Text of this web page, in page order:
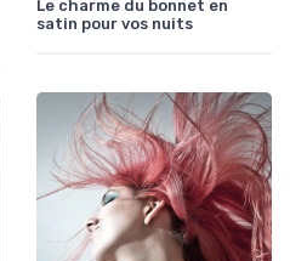
Le charme du bonnet en
satin pour vos nuits